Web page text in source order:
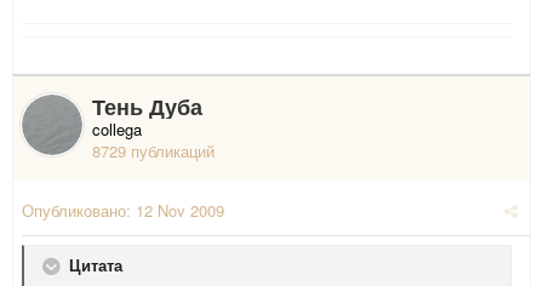
Тень Дуба
collega
8729 публикаций
Опубликовано: 12 Nov 2009
Цитата